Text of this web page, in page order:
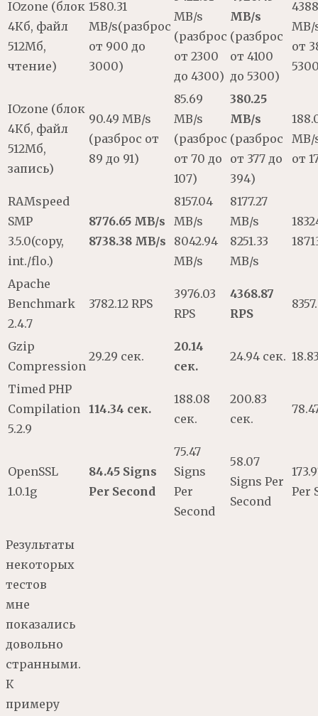
IOzone (блок
4Кб, файл
512Мб,
чтение)
1580.31
MB/s(разброс
от 900 до
3000)
MB/s
(разброс
от 2300
до 4300)
MB/s
(разброс
от 4100
до 5300)
MB/
от
IOzone (блок
4Кб, файл
512Мб,
запись)
90.49 MB/s
(разброс от
89 до 91)
85.69
MB/s
(разброс
от 70 до
107)
380.25
MB/s
(разброс
от 377 до
394)
MB/
от
RAMspeed
SMP
3.5.0(copy,
int./flo.)
8776.65 MB/s
8738.38 MB/s
8157.04
MB/s
8042.94
MB/s
8177.27
MB/s
8251.33
MB/s
Apache
Benchmark
2.4.7
3782.12 RPS
3976.03
RPS
4368.87
RPS
Gzip
Compression
29.29 сек.
20.14
сек.
24.94 сек.
Timed PHP
Compilation
5.2.9
114.34 сек.
188.08
сек.
200.83
сек.
OpenSSL
1.0.1g
84.45 Signs
Per Second
75.47
Signs
Per
Second
58.07
Signs Per
Second
Per
Результаты
некоторых
тестов
мне
показались
довольно
странными.
К
примеру